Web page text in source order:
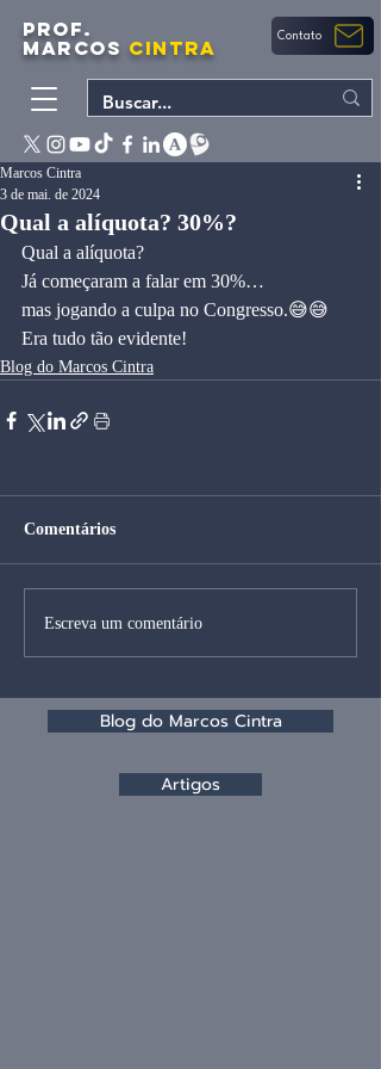
PROF.
MARCOS CINTRA Contato
Qual a alíquota? 30%?
Marcos Cintra
3 de mai. de 2024
Qual a alíquota?
Já começaram a falar em 30%…
mas jogando a culpa no Congresso.😅😅
Era tudo tão evidente!
Blog do Marcos Cintra
Comentários
Escreva um comentário
Blog do Marcos Cintra
Artigos